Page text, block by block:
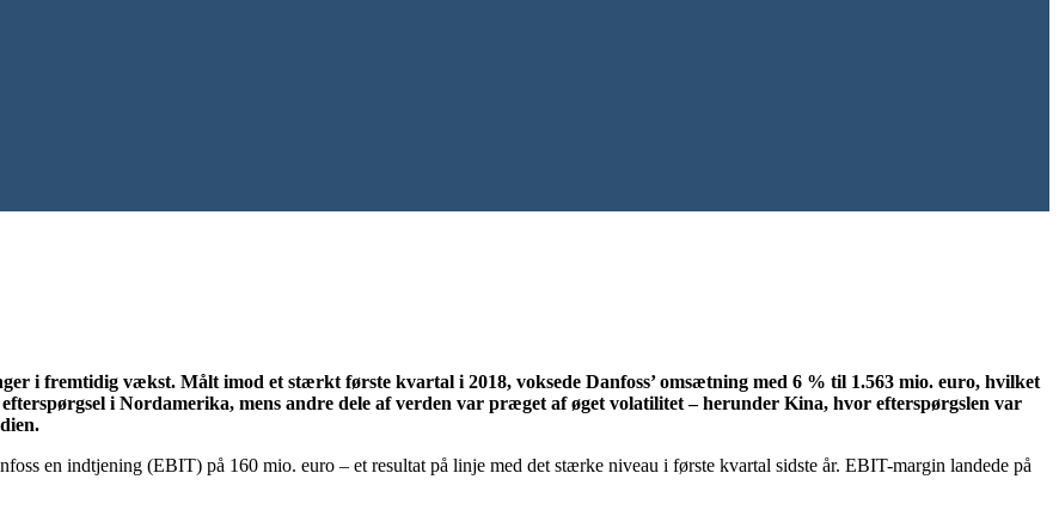
i fremtidig vækst. Målt imod et stærkt første kvartal i 2018, voksede Danfoss’ omsætning med 6 % til 1.563 mio. euro, hvilket
i Nordamerika, mens andre dele af verden var præget af øget volatilitet – herunder Kina, hvor efterspørgslen var
en indtjening (EBIT) på 160 mio. euro – et resultat på linje med det stærke niveau i første kvartal sidste år. EBIT-margin landede på